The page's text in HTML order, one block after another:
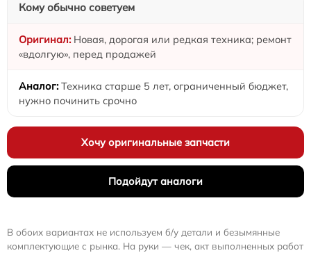
Кому обычно советуем
Новая, дорогая или редкая техника; ремонт
«вдолгую», перед продажей
Техника старше 5 лет, ограниченный бюджет,
нужно починить срочно
Хочу оригинальные запчасти
Подойдут аналоги
В обоих вариантах не используем б/у детали и безымянные
комплектующие с рынка. На руки — чек, акт выполненных работ